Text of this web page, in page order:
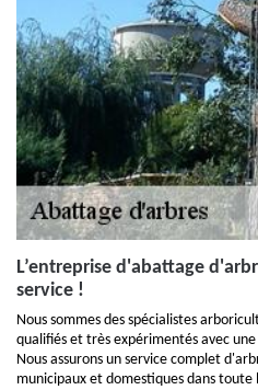
L’entreprise d'abattage
service !
Nous sommes des spécialistes
qualifiés et très expérimentés avec
Nous assurons un service complet
municipaux et domestiques dans toute